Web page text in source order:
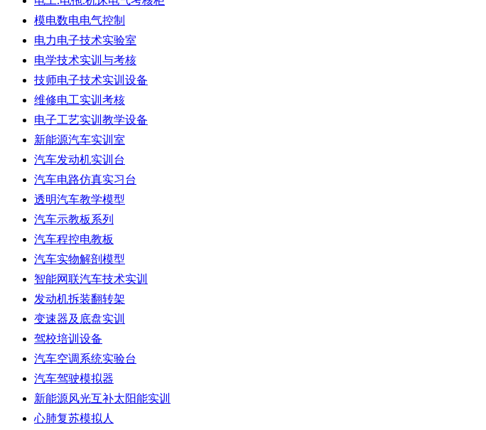
模电数电电气控制
电力电子技术实验室
电学技术实训与考核
技师电子技术实训设备
维修电工实训考核
电子工艺实训教学设备
新能源汽车实训室
汽车发动机实训台
汽车电路仿真实习台
透明汽车教学模型
汽车示教板系列
汽车程控电教板
汽车实物解剖模型
智能网联汽车技术实训
发动机拆装翻转架
变速器及底盘实训
驾校培训设备
汽车空调系统实验台
汽车驾驶模拟器
新能源风光互补太阳能实训
心肺复苏模拟人